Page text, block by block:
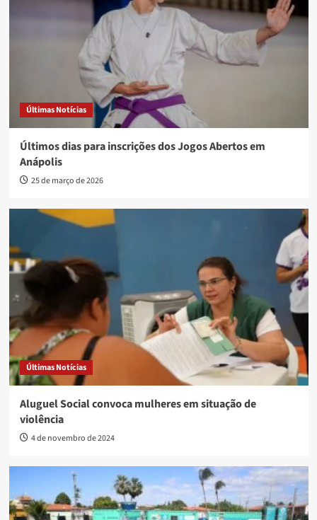
Últimas Notícias
Últimos dias para inscrições dos Jogos Abertos em
Anápolis
25 de março de 2026
Últimas Notícias
Aluguel Social convoca mulheres em situação de
violência
4 de novembro de 2024